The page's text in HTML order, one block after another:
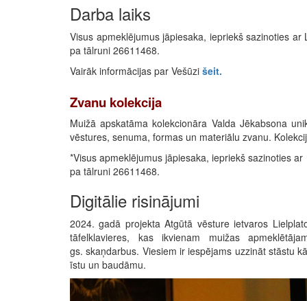
Darba laiks
Visus apmeklējumus jāpiesaka, iepriekš sazinoties
pa tālruni 26611468.
Vairāk informācijas par Vešūzi šeit.
Zvanu kolekcija
Muižā apskatāma kolekcionāra Valda Jēkabsona
vēstures, senuma, formas un materiālu zvanu.
*Visus apmeklējumus jāpiesaka, iepriekš sazinoties
pa tālruni 26611468.
Digitālie risinājumi
2024. gadā projekta Atgūtā vēsture ietvaros
tāfelklavieres, kas ikvienam muižas
gs. skaņdarbus. Viesiem ir iespējams uzzināt stāstu
īstu un baudāmu.